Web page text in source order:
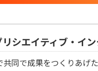
シエイティブ・イ
同で成果をつくりあげ